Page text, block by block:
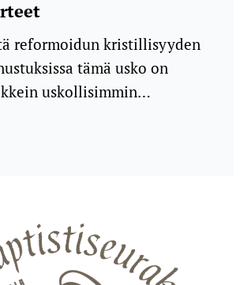
reformoidun kristillisyyden
tämä usko on
uskollisimmin…